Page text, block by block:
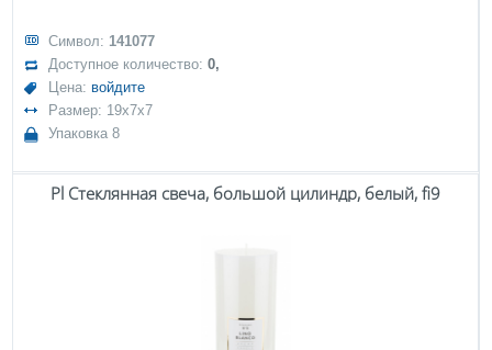
Символ: 141077
Доступное количество:0,
Цена: войдите
Размер: 19x7x7
Упаковка 8
Pl Стеклянная свеча, большой цилиндр, белый, fi9